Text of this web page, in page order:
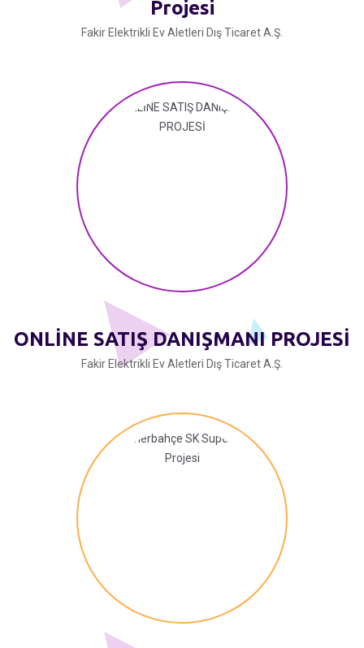
Projesi
Fakir Elektrikli Ev Aletleri Dış Ticaret A.Ş.
ONLİNE SATIŞ DANIŞMANI PROJESİ
Fakir Elektrikli Ev Aletleri Dış Ticaret A.Ş.